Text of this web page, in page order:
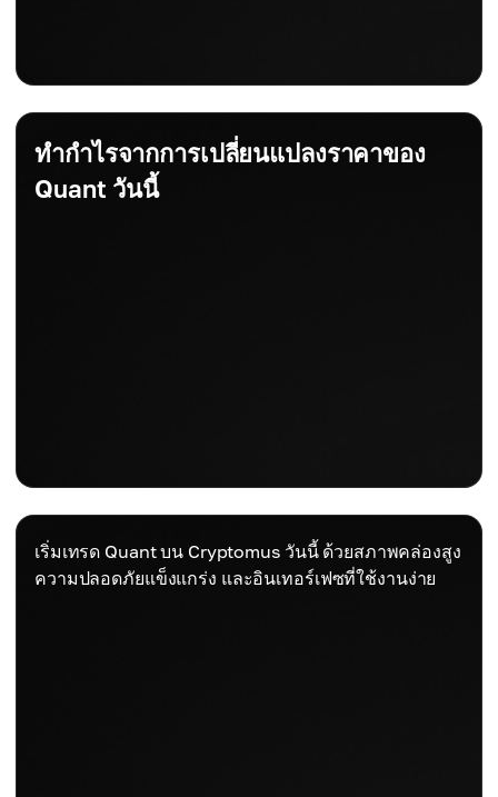
ทำกำไรจากการเปลี่ยนแปลงราคาของ
Quant วันนี้
เริ่มเทรด Quant บน Cryptomus วันนี้ ด้วยสภาพคล่องสูง
ความปลอดภัยแข็งแกร่ง และอินเทอร์เฟซที่ใช้งานง่าย